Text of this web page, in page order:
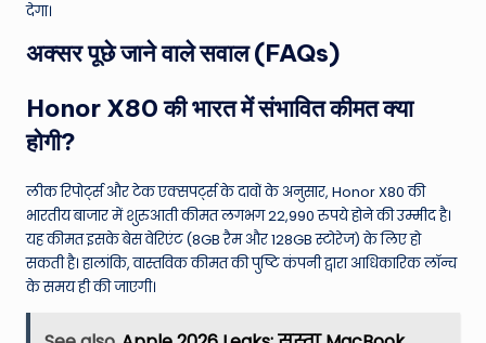
देगा।
अक्सर पूछे जाने वाले सवाल (FAQs)
Honor X80 की भारत में संभावित कीमत क्या
होगी?
लीक रिपोर्ट्स और टेक एक्सपर्ट्स के दावों के अनुसार, Honor X80 की
भारतीय बाजार में शुरुआती कीमत लगभग 22,990 रुपये होने की उम्मीद है।
यह कीमत इसके बेस वेरिएंट (8GB रैम और 128GB स्टोरेज) के लिए हो
सकती है। हालांकि, वास्तविक कीमत की पुष्टि कंपनी द्वारा आधिकारिक लॉन्च
के समय ही की जाएगी।